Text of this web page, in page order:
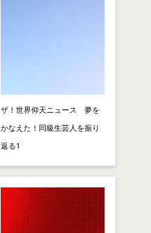
ザ！世界仰天ニュース 夢を
かなえた！同級生芸人を振り
返る1